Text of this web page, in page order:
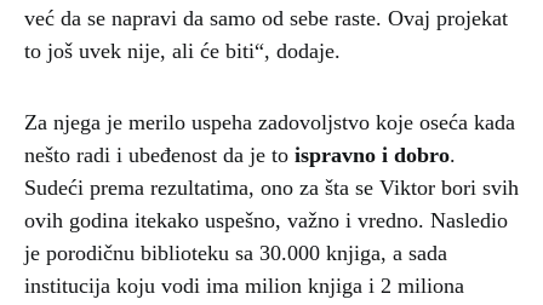
već da se napravi da samo od sebe raste. Ovaj projekat
to još uvek nije, ali će biti“, dodaje.
Za njega je merilo uspeha zadovoljstvo koje oseća kada
nešto radi i ubeđenost da je to ispravno i dobro.
Sudeći prema rezultatima, ono za šta se Viktor bori svih
ovih godina itekako uspešno, važno i vredno. Nasledio
je porodičnu biblioteku sa 30.000 knjiga, a sada
institucija koju vodi ima milion knjiga i 2 miliona